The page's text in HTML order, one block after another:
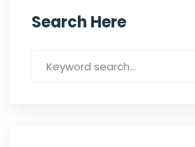
Search Here